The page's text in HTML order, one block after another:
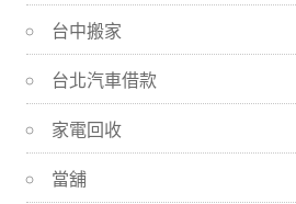
台中搬家
台北汽車借款
家電回收
當舖